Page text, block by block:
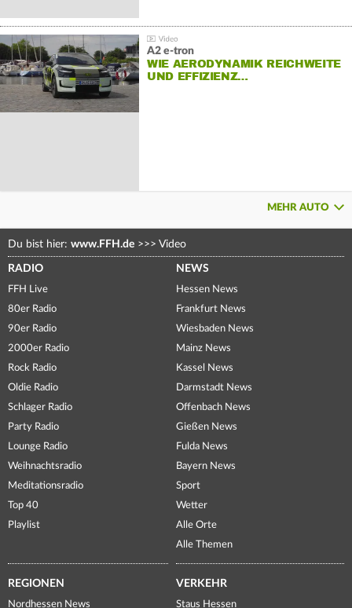
A2 e-tron
WIE AERODYNAMIK REICHWEITE
UND EFFIZIENZ…
MEHR AUTO
Du bist hier: www.FFH.de >>> Video
RADIO
FFH Live
80er Radio
90er Radio
2000er Radio
Rock Radio
Oldie Radio
Schlager Radio
Party Radio
Lounge Radio
Weihnachtsradio
Meditationsradio
Top 40
Playlist
NEWS
Hessen News
Frankfurt News
Wiesbaden News
Mainz News
Kassel News
Darmstadt News
Offenbach News
Gießen News
Fulda News
Bayern News
Sport
Wetter
Alle Orte
Alle Themen
REGIONEN
Nordhessen News
VERKEHR
Staus Hessen